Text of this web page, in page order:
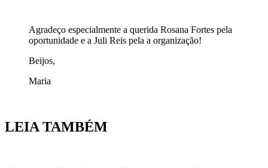
Agradeço especialmente a querida Rosana Fortes pela
oportunidade e a Juli Reis pela a organização!
Beijos,
Maria
LEIA TAMBÉM